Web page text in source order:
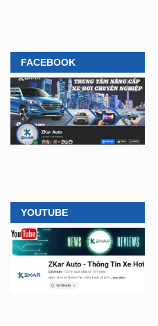
FACEBOOK
YOUTUBE